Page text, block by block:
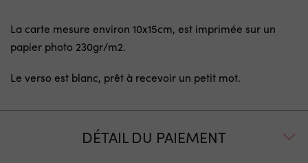
La carte mesure environ 10x15cm, est imprimée sur un
papier photo 230gr/m2.
Le verso est blanc, prêt à recevoir un petit mot.
DÉTAIL DU PAIEMENT